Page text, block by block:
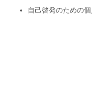
自己啓発のための